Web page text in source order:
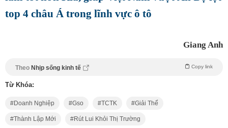
top 4 châu Á trong lĩnh vực ô tô
Giang Anh
Theo Nhịp sống kinh tế Copy link
Từ Khóa:
Doanh Nghiệp Gso TCTK Giải Thể
Thành Lập Mới Rút Lui Khỏi Thị Trường